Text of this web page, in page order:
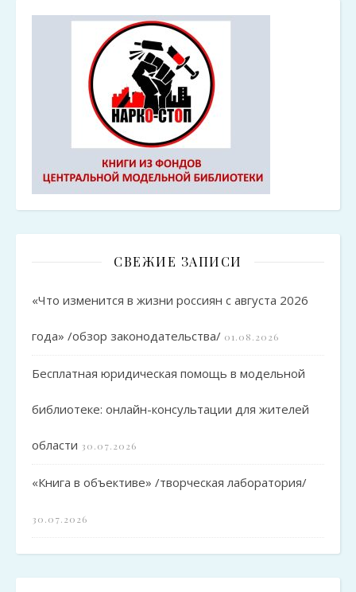
СВЕЖИЕ ЗАПИСИ
«Что изменится в жизни россиян с августа 2026
года» /обзор законодательства/ 01.08.2026
Бесплатная юридическая помощь в модельной
библиотеке: онлайн-консультации для жителей
области 30.07.2026
«Книга в объективе» /творческая лаборатория/
30.07.2026